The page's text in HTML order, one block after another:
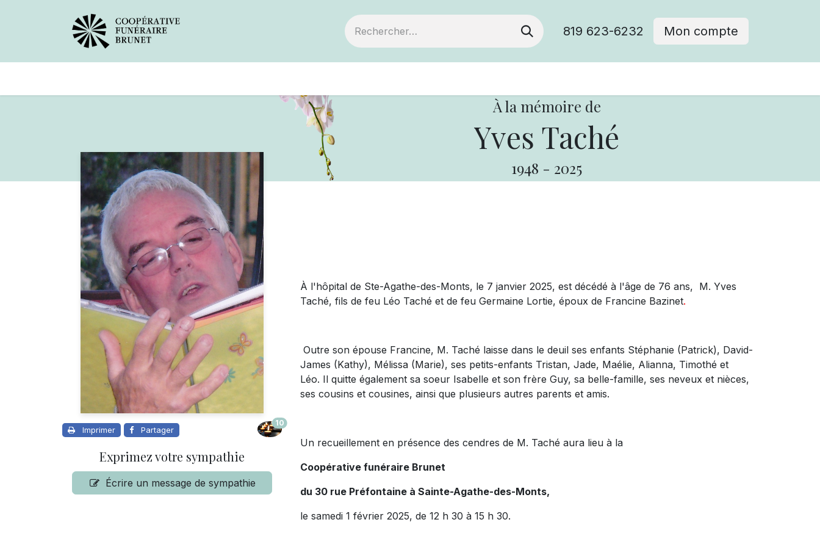
819 623-6232 Mon compte
À la mémoire de
Yves Taché
1948 - 2025
Imprimer Partager
10
Exprimez votre sympathie
Écrire un message de sympathie
À l'hôpital de Ste-Agathe-des-Monts, le 7 janvier 2025, est décédé à l'âge de 76 ans, M. Yves
Taché, fils de feu Léo Taché et de feu Germaine Lortie, époux de Francine Bazinet.
Outre son épouse Francine, M. Taché laisse dans le deuil ses enfants Stéphanie (Patrick), David-
James (Kathy), Mélissa (Marie), ses petits-enfants Tristan, Jade, Maélie, Alianna, Timothé et
Léo. Il quitte également sa soeur Isabelle et son frère Guy, sa belle-famille, ses neveux et nièces,
ses cousins et cousines, ainsi que plusieurs autres parents et amis.
Un recueillement en présence des cendres de M. Taché aura lieu à la
Coopérative funéraire Brunet
du 30 rue Préfontaine à Sainte-Agathe-des-Monts,
le samedi 1 février 2025, de 12 h 30 à 15 h 30.